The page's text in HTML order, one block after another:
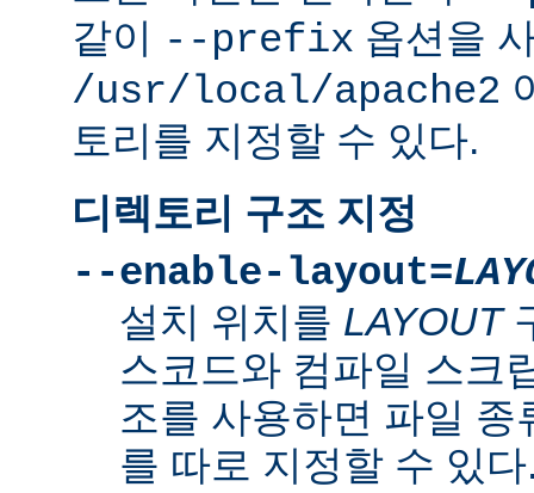
같이
--prefix 옵션을
/usr/local/apache2
토리를 지정할 수 있다.
디렉토리 구조 지정
--enable-layout=
설치 위치를 LAYOUT
스코드와 컴파일 스크
조를 사용하면 파일
를 따로 지정할 수 있